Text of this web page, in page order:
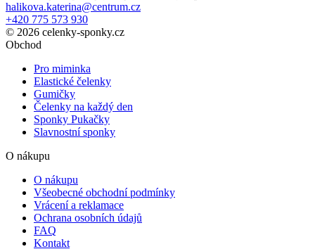
halikova.katerina@centrum.cz
+420 775 573 930
© 2026 celenky-sponky.cz
Obchod
Pro miminka
Elastické čelenky
Gumičky
Čelenky na každý den
Sponky Pukačky
Slavnostní sponky
O nákupu
O nákupu
Všeobecné obchodní podmínky
Vrácení a reklamace
Ochrana osobních údajů
FAQ
Kontakt